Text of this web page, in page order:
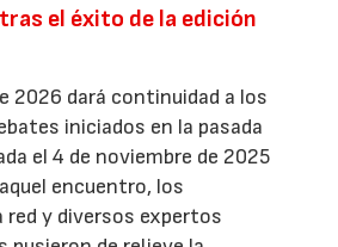
el éxito de la edición
2026 dará continuidad a los
iniciados en la pasada
el 4 de noviembre de 2025
encuentro, los
red y diversos expertos